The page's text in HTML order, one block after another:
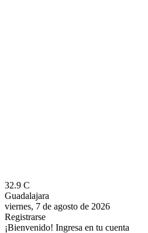
32.9 C
Guadalajara
viernes, 7 de agosto de 2026
Registrarse
¡Bienvenido! Ingresa en tu cuenta